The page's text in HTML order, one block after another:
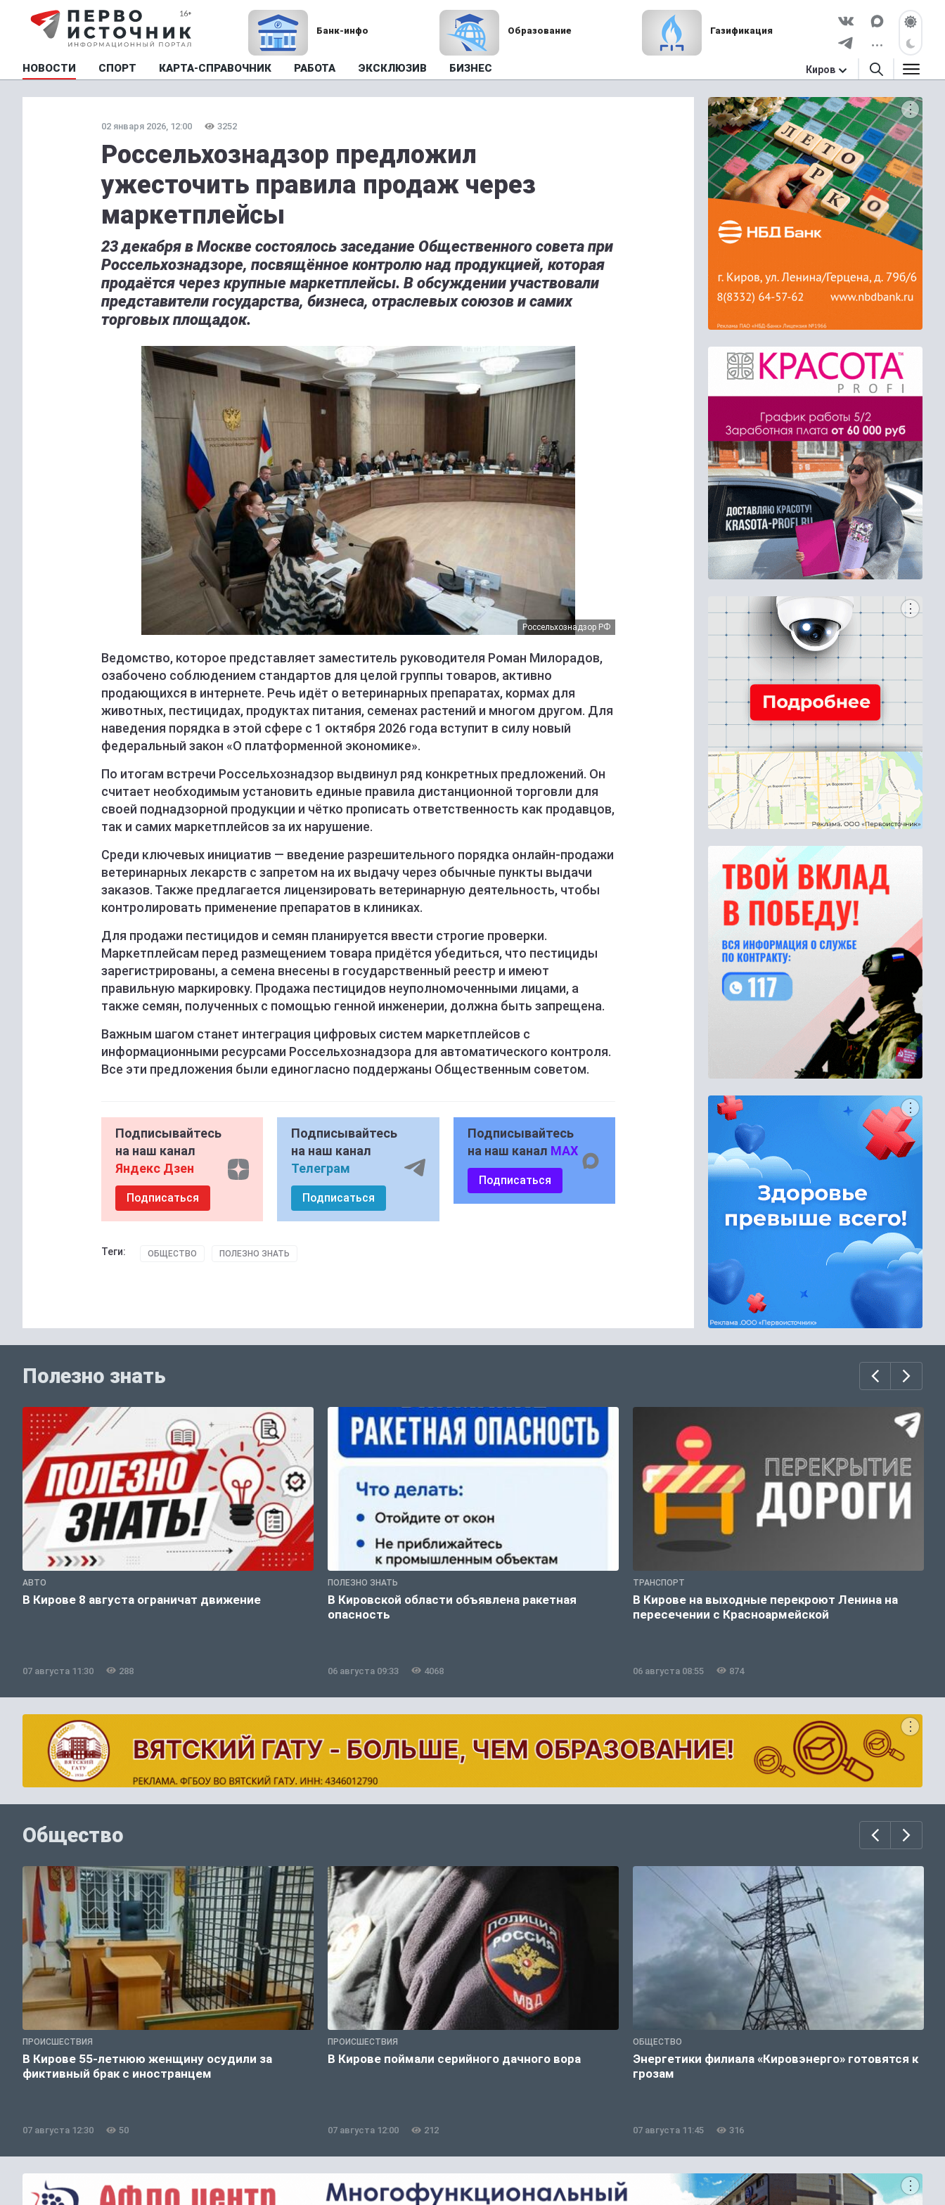
Банк-инфо Образование Газификация
НОВОСТИ СПОРТ КАРТА-СПРАВОЧНИК РАБОТА ЭКСКЛЮЗИВ БИЗНЕС Киров
02 января 2026, 12:00 3252
Россельхознадзор предложил
ужесточить правила продаж через
маркетплейсы
23 декабря в Москве состоялось заседание Общественного совета при
Россельхознадзоре, посвящённое контролю над продукцией, которая
продаётся через крупные маркетплейсы. В обсуждении участвовали
представители государства, бизнеса, отраслевых союзов и самих
торговых площадок.
Россельхознадзор РФ
Ведомство, которое представляет заместитель руководителя Роман Милорадов,
озабочено соблюдением стандартов для целой группы товаров, активно
продающихся в интернете. Речь идёт о ветеринарных препаратах, кормах для
животных, пестицидах, продуктах питания, семенах растений и многом другом. Для
наведения порядка в этой сфере с 1 октября 2026 года вступит в силу новый
федеральный закон «О платформенной экономике».
По итогам встречи Россельхознадзор выдвинул ряд конкретных предложений. Он
считает необходимым установить единые правила дистанционной торговли для
своей поднадзорной продукции и чётко прописать ответственность как продавцов,
так и самих маркетплейсов за их нарушение.
Среди ключевых инициатив — введение разрешительного порядка онлайн-продажи
ветеринарных лекарств с запретом на их выдачу через обычные пункты выдачи
заказов. Также предлагается лицензировать ветеринарную деятельность, чтобы
контролировать применение препаратов в клиниках.
Для продажи пестицидов и семян планируется ввести строгие проверки.
Маркетплейсам перед размещением товара придётся убедиться, что пестициды
зарегистрированы, а семена внесены в государственный реестр и имеют
правильную маркировку. Продажа пестицидов неуполномоченными лицами, а
также семян, полученных с помощью генной инженерии, должна быть запрещена.
Важным шагом станет интеграция цифровых систем маркетплейсов с
информационными ресурсами Россельхознадзора для автоматического контроля.
Все эти предложения были единогласно поддержаны Общественным советом.
Подписывайтесь
на наш канал
Яндекс Дзен
Подписаться
Подписывайтесь
на наш канал
Телеграм
Подписаться
Подписывайтесь
на наш канал MAX
Подписаться
Теги: ОБЩЕСТВО ПОЛЕЗНО ЗНАТЬ
Полезно знать
АВТО
В Кирове 8 августа ограничат движение
07 августа 11:30 288
ПОЛЕЗНО ЗНАТЬ
В Кировской области объявлена ракетная
опасность
06 августа 09:33 4068
ТРАНСПОРТ
В Кирове на выходные перекроют Ленина на
пересечении с Красноармейской
06 августа 08:55 874
Общество
ПРОИСШЕСТВИЯ
В Кирове 55-летнюю женщину осудили за
фиктивный брак с иностранцем
07 августа 12:30 50
ПРОИСШЕСТВИЯ
В Кирове поймали серийного дачного вора
07 августа 12:00 212
ОБЩЕСТВО
Энергетики филиала «Кировэнерго» готовятся к
грозам
07 августа 11:45 316